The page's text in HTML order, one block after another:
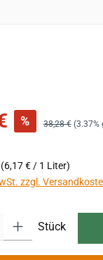
% Regulärer Preis:
38,28 € (3.37%
(6,17 € / 1 Liter)
zzgl.
Gib den
Stück